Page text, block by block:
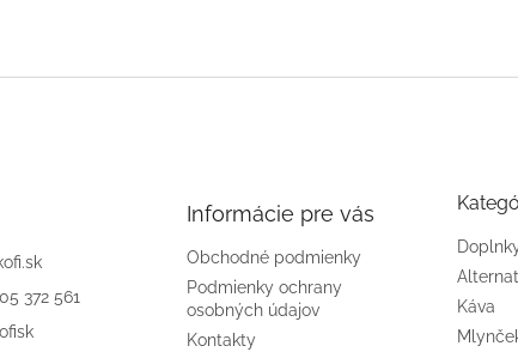
372 561
Informácie pre vás
Obchodné podmienky
Podmienky ochrany
osobných údajov
Kontakty
Káva